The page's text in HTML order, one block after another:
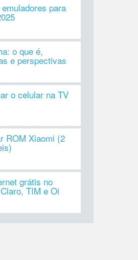
para
o que é,
e perspectivas
o celular na TV
ROM Xiaomi (2
grátis no
TIM e Oi